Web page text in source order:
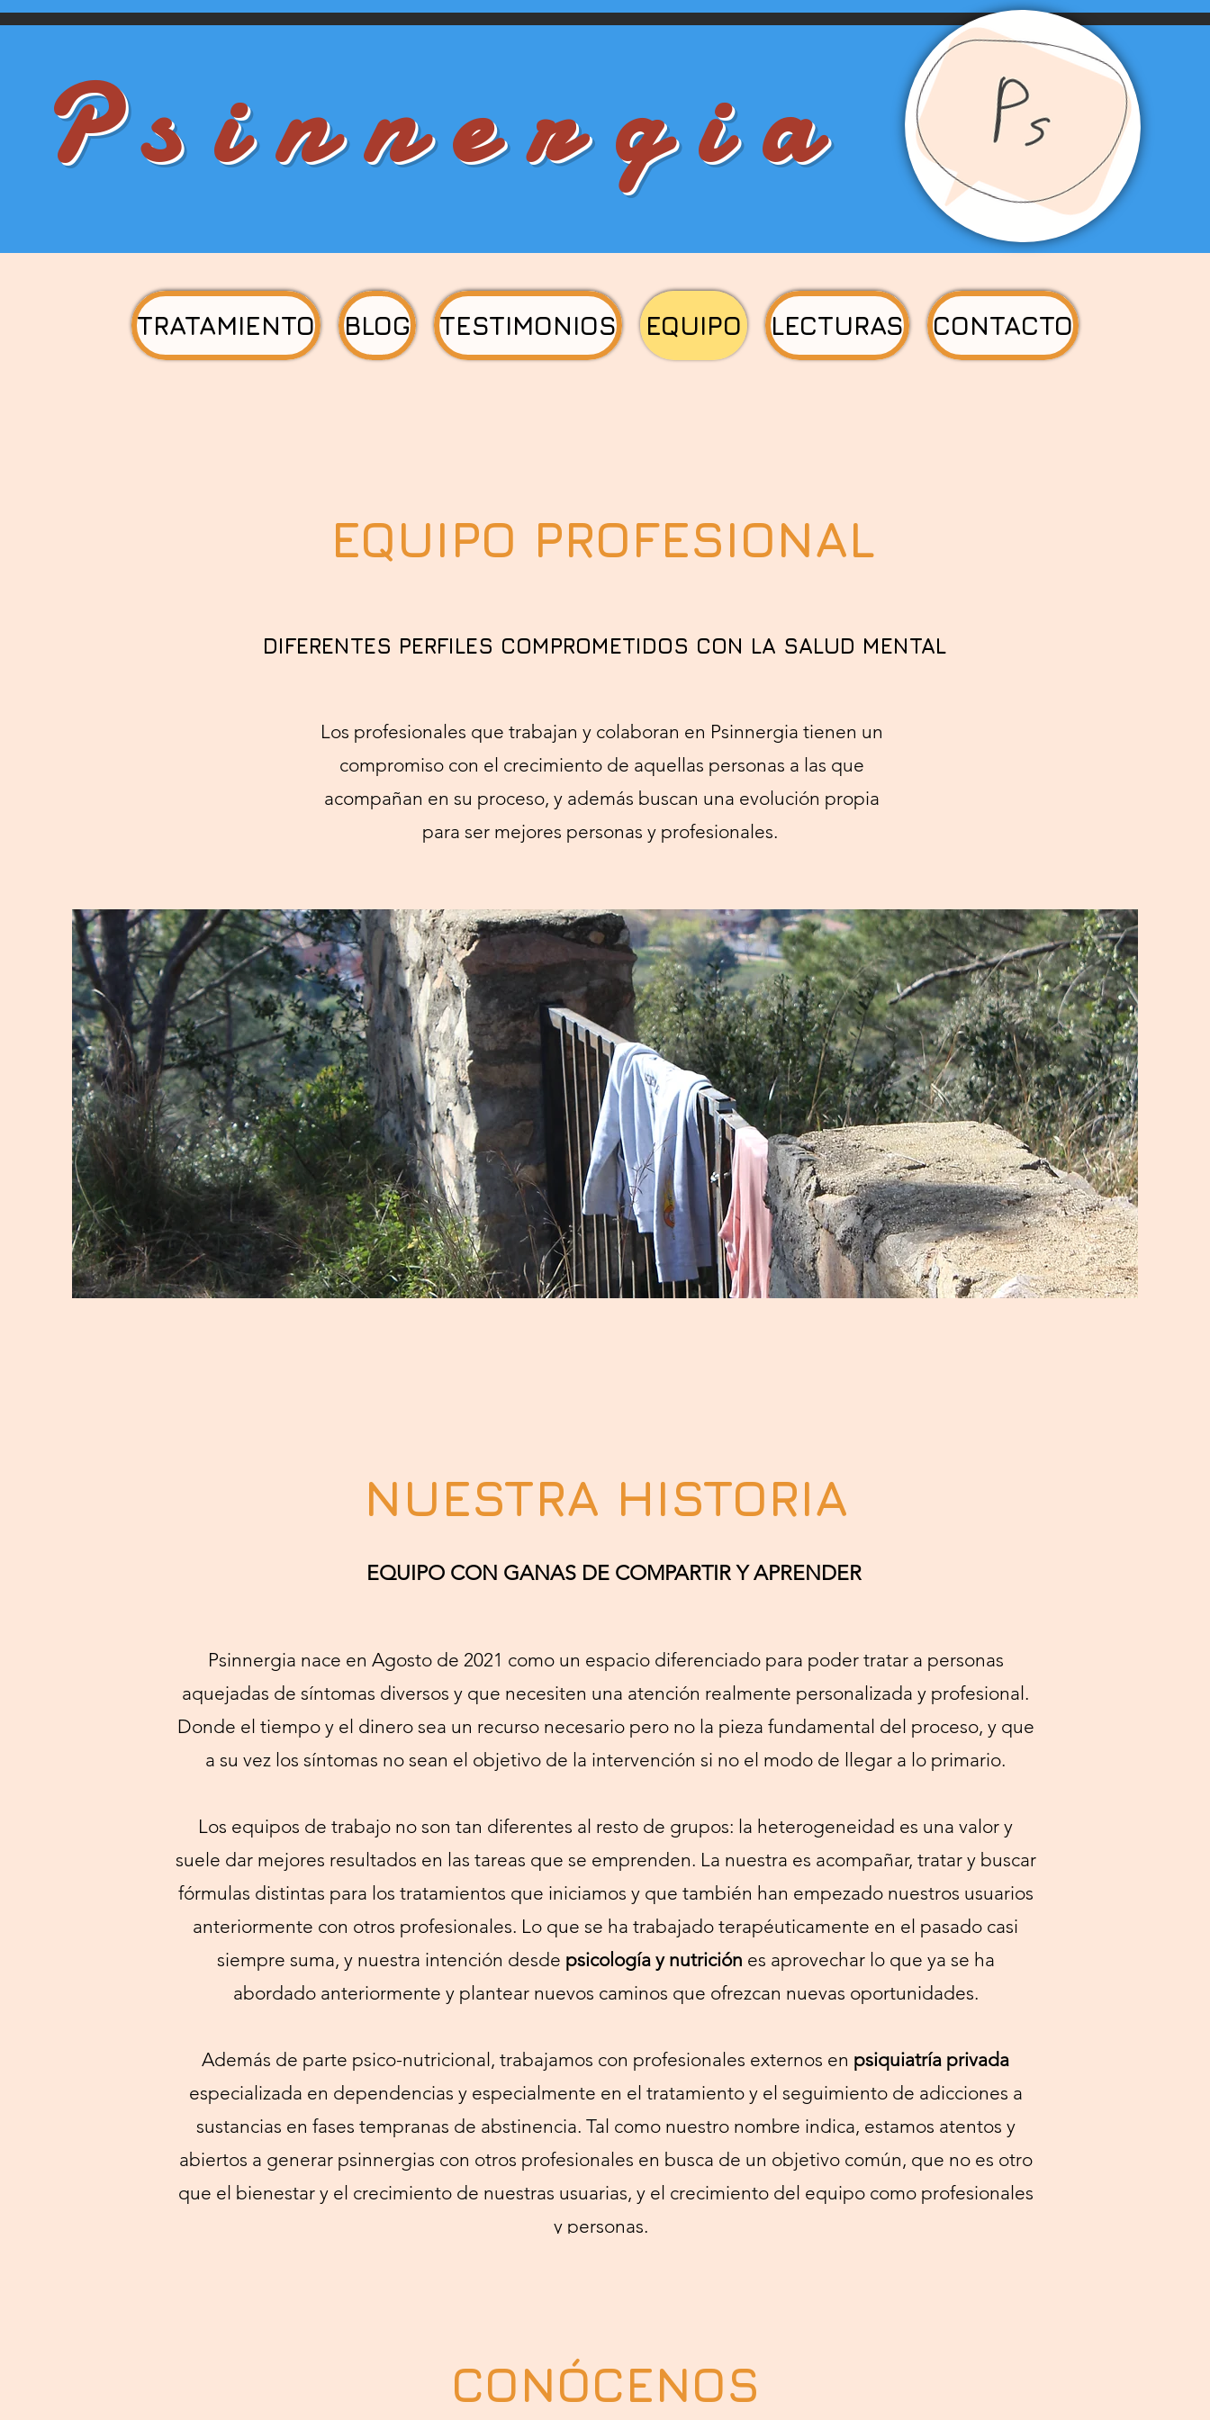
P s i n n e r g i a
TRATAMIENTO BLOG TESTIMONIOS EQUIPO LECTURAS CONTACTO
EQUIPO PROFESIONAL
DIFERENTES PERFILES COMPROMETIDOS CON LA SALUD MENTAL
Los profesionales que trabajan y colaboran en Psinnergia tienen un
compromiso con el crecimiento de aquellas personas a las que
acompañan en su proceso, y además buscan una evolución propia
para ser mejores personas y profesionales.
NUESTRA HISTORIA
EQUIPO CON GANAS DE COMPARTIR Y APRENDER
Psinnergia nace en Agosto de 2021 como un espacio diferenciado para poder tratar a personas
aquejadas de síntomas diversos y que necesiten una atención realmente personalizada y profesional.
Donde el tiempo y el dinero sea un recurso necesario pero no la pieza fundamental del proceso, y que
a su vez los síntomas no sean el objetivo de la intervención si no el modo de llegar a lo primario.
Los equipos de trabajo no son tan diferentes al resto de grupos: la heterogeneidad es una valor y
suele dar mejores resultados en las tareas que se emprenden. La nuestra es acompañar, tratar y buscar
fórmulas distintas para los tratamientos que iniciamos y que también han empezado nuestros usuarios
anteriormente con otros profesionales. Lo que se ha trabajado terapéuticamente en el pasado casi
siempre suma, y nuestra intención desde psicología y nutrición es aprovechar lo que ya se ha
abordado anteriormente y plantear nuevos caminos que ofrezcan nuevas oportunidades.
Además de parte psico-nutricional, trabajamos con profesionales externos en psiquiatría privada
especializada en dependencias y especialmente en el tratamiento y el seguimiento de adicciones a
sustancias en fases tempranas de abstinencia. Tal como nuestro nombre indica, estamos atentos y
abiertos a generar psinnergias con otros profesionales en busca de un objetivo común, que no es otro
que el bienestar y el crecimiento de nuestras usuarias, y el crecimiento del equipo como profesionales
y personas.
CONÓCENOS